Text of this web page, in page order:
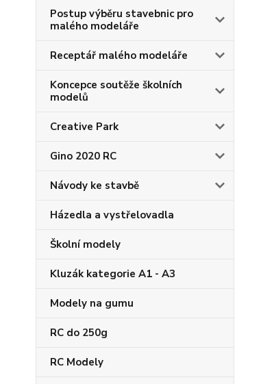
Postup výběru stavebnic pro
malého modeláře
Receptář malého modeláře
Koncepce soutěže školních
modelů
Creative Park
Gino 2020 RC
Návody ke stavbě
Házedla a vystřelovadla
Školní modely
Kluzák kategorie A1 - A3
Modely na gumu
RC do 250g
RC Modely